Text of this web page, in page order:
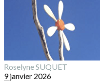
Roselyne SUQUET
9 janvier 2026